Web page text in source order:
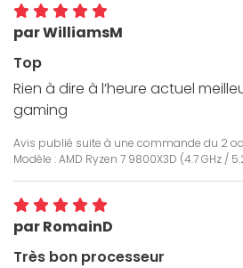
par WilliamsM
Top
Rien à dire à l’heure actuel
gaming
Avis publié suite à une commande du 2
Modèle : AMD Ryzen 7 9800X3D (4.7 GHz /
par RomainD
Très bon processeur